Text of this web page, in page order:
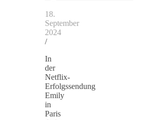
18.
September
2024
/
In
der
Netflix-
Erfolgssendung
Emily
in
Paris